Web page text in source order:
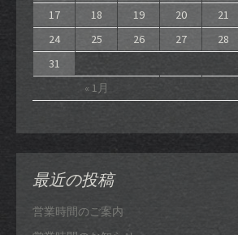
« 1月
17
18 19 20 21
24
25 26 27 28
31
最近の投稿
営業時間のご案内